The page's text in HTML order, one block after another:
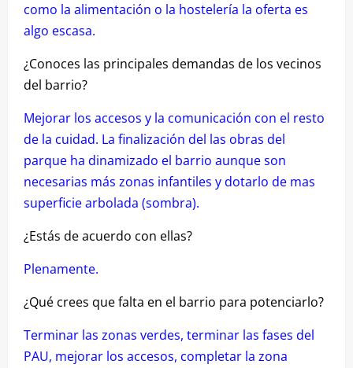
como la alimentación o la hostelería la oferta es
algo escasa.
¿Conoces las principales demandas de los vecinos
del barrio?
Mejorar los accesos y la comunicación con el resto
de la cuidad. La finalización del las obras del
parque ha dinamizado el barrio aunque son
necesarias más zonas infantiles y dotarlo de mas
superficie arbolada (sombra).
¿Estás de acuerdo con ellas?
Plenamente.
¿Qué crees que falta en el barrio para potenciarlo?
Terminar las zonas verdes, terminar las fases del
PAU, mejorar los accesos, completar la zona